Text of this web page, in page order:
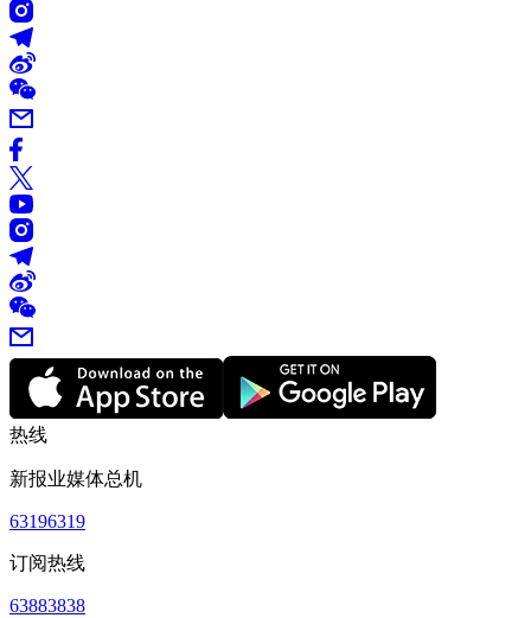
热线
新报业媒体总机
63196319
订阅热线
63883838